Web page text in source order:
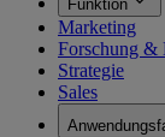
Funktion
Marketing
Forschung &
Strategie
Sales